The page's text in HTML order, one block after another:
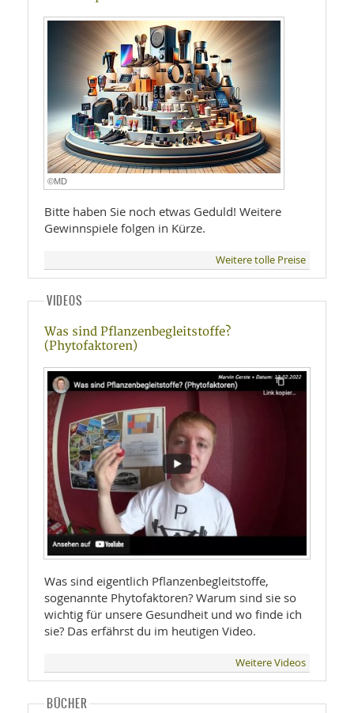
©MD
Bitte haben Sie noch etwas Geduld! Weitere
Gewinnspiele folgen in Kürze.
Weitere tolle Preise
VIDEOS
Was sind Pflanzenbegleitstoffe?
(Phytofaktoren)
Was sind eigentlich Pflanzenbegleitstoffe,
sogenannte Phytofaktoren? Warum sind sie so
wichtig für unsere Gesundheit und wo finde ich
sie? Das erfährst du im heutigen Video.
Weitere Videos
BÜCHER